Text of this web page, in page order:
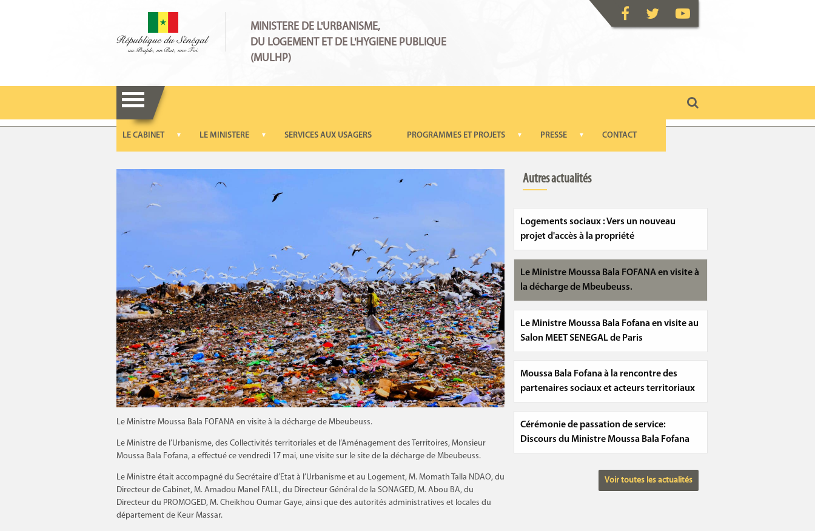
MINISTERE DE L'URBANISME,
DU LOGEMENT ET DE L'HYGIENE PUBLIQUE
(MULHP)
LE CABINET ▼ LE MINISTERE ▼ SERVICES AUX USAGERS PROGRAMMES ET PROJETS ▼ PRESSE ▼ CONTACT
Le Ministre Moussa Bala FOFANA en visite à la décharge de Mbeubeuss.
Le Ministre de l’Urbanisme, des Collectivités territoriales et de l’Aménagement des Territoires, Monsieur
Moussa Bala Fofana, a effectué ce vendredi 17 mai, une visite sur le site de la décharge de Mbeubeuss.
Le Ministre était accompagné du Secrétaire d’Etat à l’Urbanisme et au Logement, M. Momath Talla NDAO, du
Directeur de Cabinet, M. Amadou Manel FALL, du Directeur Général de la SONAGED, M. Abou BA, du
Directeur du PROMOGED, M. Cheikhou Oumar Gaye, ainsi que des autorités administratives et locales du
département de Keur Massar.
Autres actualités
Logements sociaux : Vers un nouveau
projet d'accès à la propriété
Le Ministre Moussa Bala FOFANA en visite à
la décharge de Mbeubeuss.
Le Ministre Moussa Bala Fofana en visite au
Salon MEET SENEGAL de Paris
Moussa Bala Fofana à la rencontre des
partenaires sociaux et acteurs territoriaux
Cérémonie de passation de service:
Discours du Ministre Moussa Bala Fofana
Voir toutes les actualités